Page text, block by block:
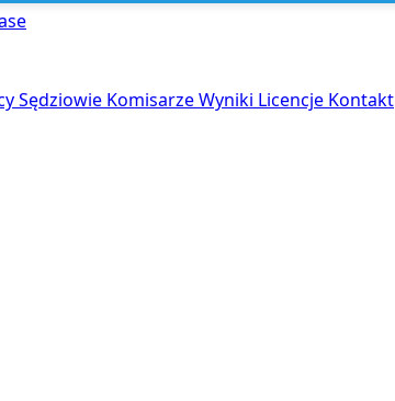
Sędziowie KomisarzeWyniki Licencje Kontakt